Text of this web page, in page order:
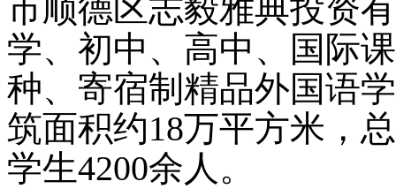
市顺德区志毅雅典投资
学、初中、高中、国际
种、寄宿制精品外国语
筑面积约18万平方米，
学生4200余人。